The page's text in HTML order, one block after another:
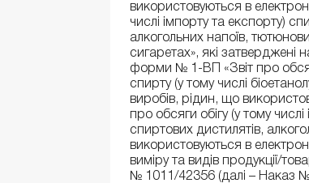
використовуються в
числі імпорту та експорту)
алкогольних напоїв,
сигаретах», які затверджені
форми № 1-ВП «Звіт про
спирту (у тому числі
виробів, рідин, що
про обсяги обігу (у тому
спиртових дистилятів,
використовуються в
виміру та видів продукції/
№ 1011/42356 (далі – Наказ №